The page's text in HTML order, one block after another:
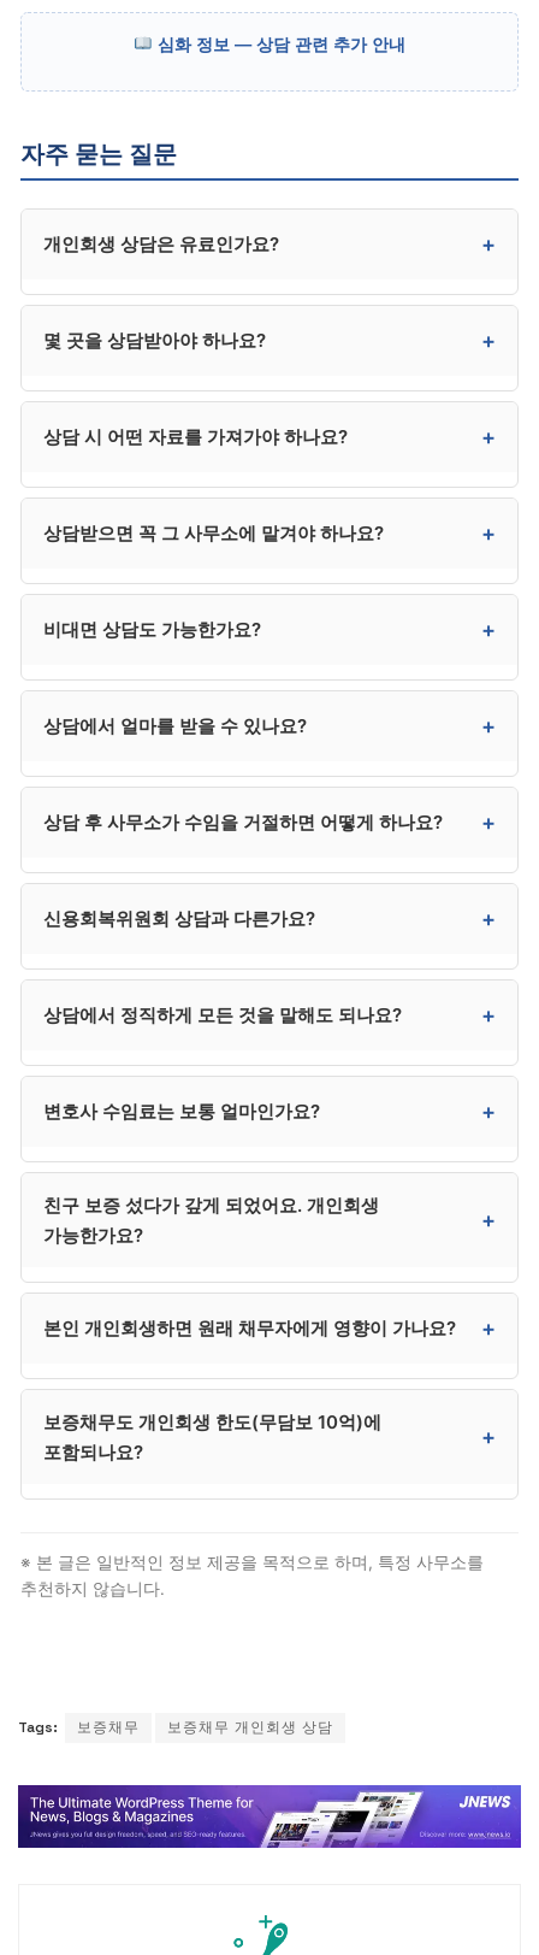
심화 정보 — 상담 관련 추가 안내
자주 묻는 질문
개인회생 상담은 유료인가요? +
진행되며, 본인 사건 자격 가능성, 예상 변제금, 비용 견적
몇 곳을 상담받아야 하나요? +
비교의 기준이 없고, 너무 많은 곳을 다니면 결정이
상담 시 어떤 자료를 가져가야 하나요? +
경위 등을 정리해 가시면 효과적인 상담이 가능합니다.
상담받으면 꼭 그 사무소에 맡겨야 하나요? +
본인이 비교 후 가장 적합한 사무소를 선택하시면
비대면 상담도 가능한가요? +
거리 부담 없이 진행 가능합니다. 다른 지역의 평판 좋은
상담에서 얼마를 받을 수 있나요? +
사건의 진행 가능성, 예상 변제금, 비용 등 의사결정에
상담 후 사무소가 수임을 거절하면 어떻게 하나요? +
검토할 수 있습니다. 거절 자체가 부정적인 것은 아니며,
신용회복위원회 상담과 다른가요? +
공공기관이며, 변호사 사무소 상담과는 별개입니다. 다만
상담에서 정직하게 모든 것을 말해도 되나요? +
안내의 전제입니다. 도박성 채무, 가족 사정 등도 솔직히
변호사 수임료는 보통 얼마인가요? +
법무사는 250만 원 전후로 다소 낮지만 법정 대리권에
제한이 있어 분쟁 발생 시 변호사를 추가 선임해야 할 수
친구 보증 섰다가 갚게 되었어요. 개인회생
가능한가요?
+
인정되어 개인회생으로 정리 가능합니다.
본인 개인회생하면 원래 채무자에게 영향이 가나요? +
원채무자 본인의 채무는 그대로 남습니다. 다만 본인은
더 이상 보증인으로서의 책임을 지지 않습니다.
보증채무도 개인회생 한도(무담보 10억)에
포함되나요?
+
시 합산됩니다.
※ 본 글은 일반적인 정보 제공을 목적으로 하며, 특정 사무소를
추천하지 않습니다.
Tags: 보증채무 보증채무 개인회생 상담